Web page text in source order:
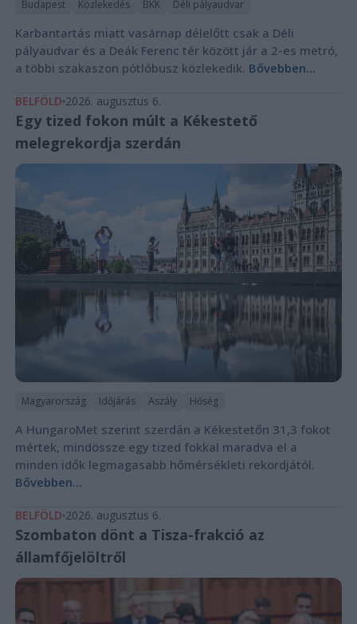
Budapest Közlekedés BKK Déli pályaudvar
Karbantartás miatt vasárnap délelőtt csak a Déli
pályaudvar és a Deák Ferenc tér között jár a 2-es metró,
a többi szakaszon pótlóbusz közlekedik. Bővebben...
BELFÖLD 2026. augusztus 6.
Egy tized fokon múlt a Kékestető
melegrekordja szerdán
Magyarország Időjárás Aszály Hőség
A HungaroMet szerint szerdán a Kékestetőn 31,3 fokot
mértek, mindössze egy tized fokkal maradva el a
minden idők legmagasabb hőmérsékleti rekordjától.
Bővebben...
BELFÖLD 2026. augusztus 6.
Szombaton dönt a Tisza-frakció az
államfőjelöltről